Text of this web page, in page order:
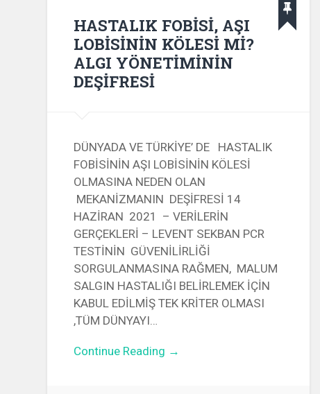
HASTALIK FOBİSİ, AŞI
LOBİSİNİN KÖLESİ Mİ?
ALGI YÖNETİMİNİN
DEŞİFRESİ
DÜNYADA VE TÜRKİYE’ DE HASTALIK
FOBİSİNİN AŞI LOBİSİNİN KÖLESİ
OLMASINA NEDEN OLAN
MEKANİZMANIN DEŞİFRESİ 14
HAZİRAN 2021 – VERİLERİN
GERÇEKLERİ – LEVENT SEKBAN PCR
TESTİNİN GÜVENİLİRLİĞİ
SORGULANMASINA RAĞMEN, MALUM
SALGIN HASTALIĞI BELİRLEMEK İÇİN
KABUL EDİLMİŞ TEK KRİTER OLMASI
,TÜM DÜNYAYI…
Continue Reading →